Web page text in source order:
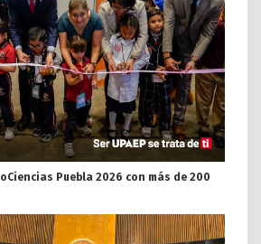
Puebla 2026 con más de 200